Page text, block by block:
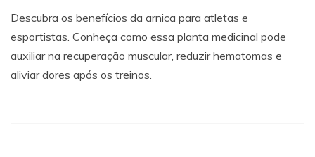
Descubra os benefícios da arnica para atletas e
esportistas. Conheça como essa planta medicinal pode
auxiliar na recuperação muscular, reduzir hematomas e
aliviar dores após os treinos.